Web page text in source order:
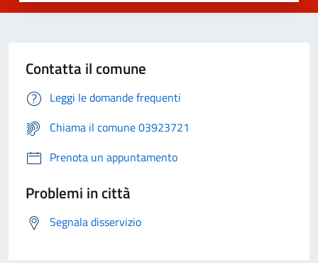
Contatta il comune
Leggi le domande frequenti
Chiama il comune 03923721
Prenota un appuntamento
Problemi in città
Segnala disservizio